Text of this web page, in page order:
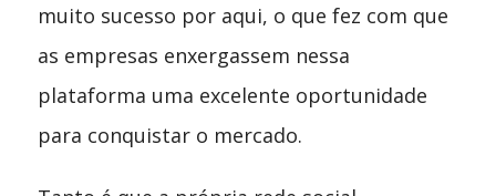
muito sucesso por aqui, o que fez com que
as empresas enxergassem nessa
plataforma uma excelente oportunidade
para conquistar o mercado.